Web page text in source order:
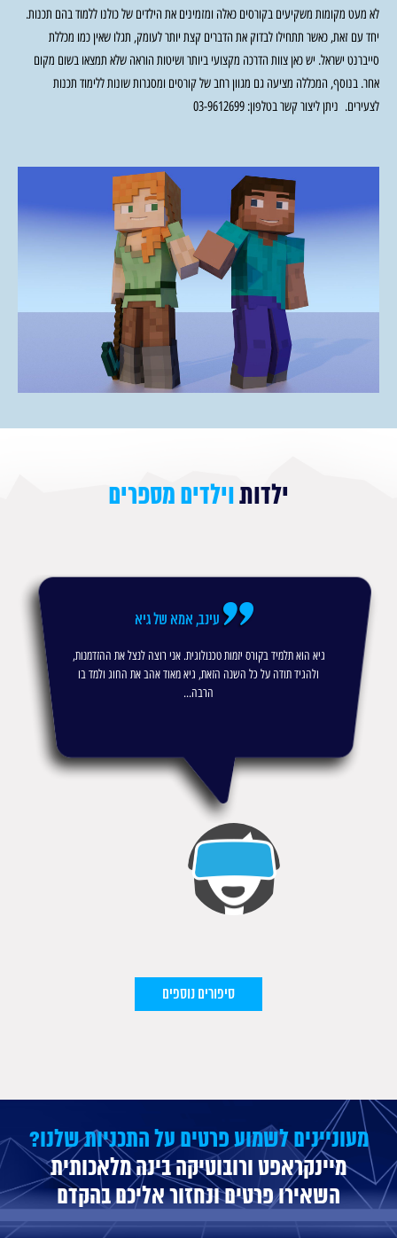
לא מעט מקומות משקיעים בקורסים כאלה ומזמינים את הילדים של כולנו ללמוד בהם תכנות.
יחד עם זאת, כאשר תתחילו לבדוק את הדברים קצת יותר לעומק, תגלו שאין כמו מכללת
סייברנט ישראל. יש כאן צוות הדרכה מקצועי ביותר ושיטות הוראה שלא תמצאו בשום מקום
אחר. בנוסף, המכללה מציעה גם מגוון רחב של קורסים ומסגרות שונות ללימוד תכנות
לצעירים. ניתן ליצור קשר בטלפון: 03-9612699
ילדותוילדים מספרים
עינב, אמא של גיא
גיא הוא תלמיד בקורס יזמות טכנולוגית. אני רוצה לנצל את ההזדמנות,
ולהגיד תודה על כל השנה הזאת, גיא מאוד אהב את החוג ולמד בו
הרבה...
סיפורים נוספים
מעוניינים לשמוע פרטים על התכניות שלנו?
מיינקראפט ורובוטיקה בינה מלאכותית
השאירו פרטים ונחזור אליכם בהקדם